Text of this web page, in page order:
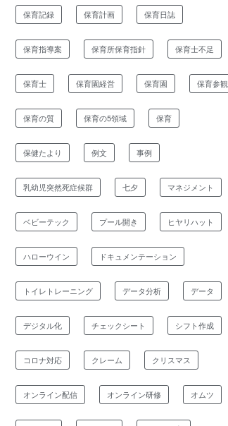
保育記録 保育計画 保育日誌
保育指導案 保育所保育指針 保育士不足
保育士 保育園経営 保育園 保育参観
保育の質 保育の5領域 保育
保健たより 例文 事例
乳幼児突然死症候群 七夕 マネジメント
ベビーテック プール開き ヒヤリハット
ハローウイン ドキュメンテーション
トイレトレーニング データ分析 データ
デジタル化 チェックシート シフト作成
コロナ対応 クレーム クリスマス
オンライン配信 オンライン研修 オムツ